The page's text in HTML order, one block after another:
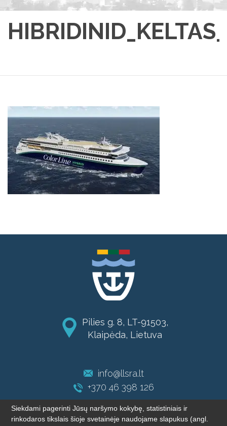
Pilies g. 8, LT-91503,
Klaipėda, Lietuva
info@llsra.lt
+370 46 398 126
Siekdami pagerinti Jūsų naršymo kokybę, statistiniais ir
rinkodaros tikslais šioje svetainėje naudojame slapukus (angl.